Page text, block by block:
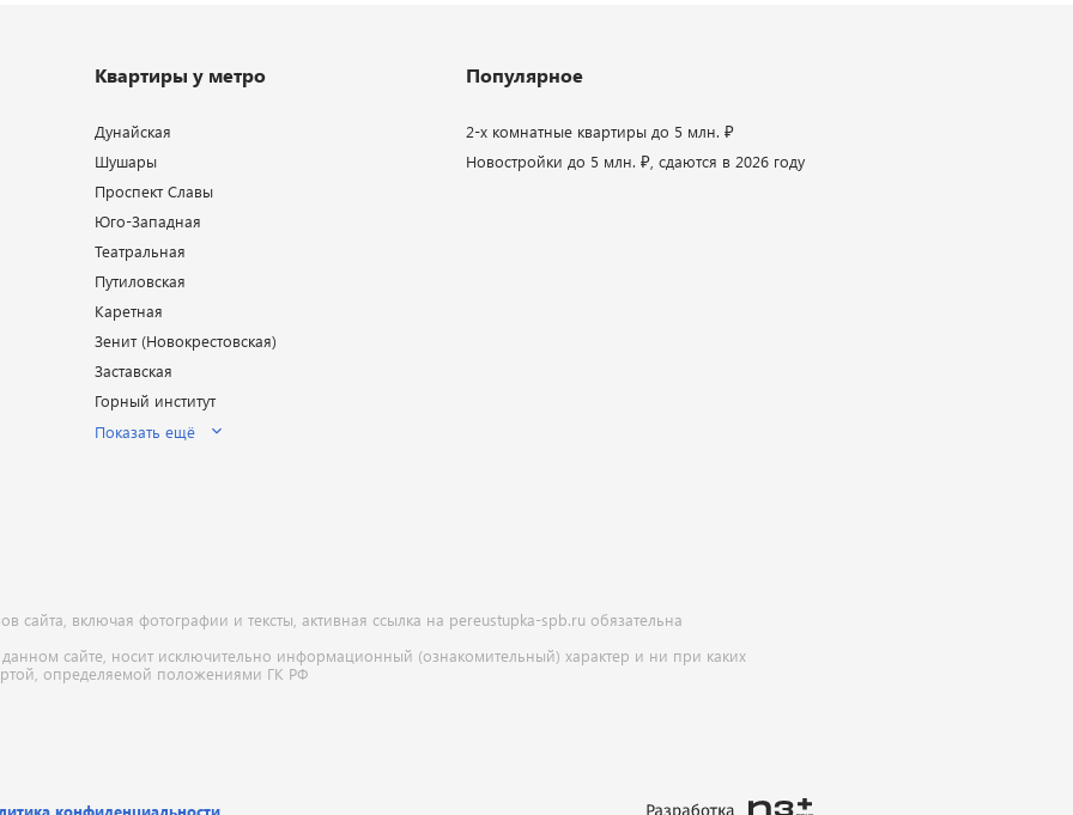
сайта, включая фотографии и тексты, активная ссылка на pereustupka-spb.ru обязательна
сайте, носит исключительно информационный (ознакомительный) характер и ни при каких
определяемой положениями ГК РФ
Квартиры у метро
Дунайская
Шушары
Проспект Славы
Юго-Западная
Театральная
Путиловская
Каретная
Зенит (Новокрестовская)
Заставская
Горный институт
Показать ещё
Популярное
2-х комнатные квартиры до 5 млн. ₽
Новостройки до 5 млн. ₽, сдаются в 2026 году
конфиденциальности